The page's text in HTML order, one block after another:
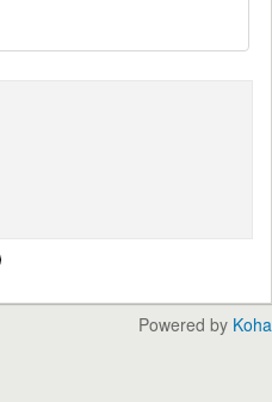
Powered by Koha